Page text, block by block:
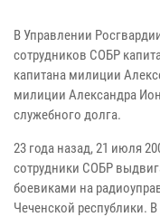
В Управлении
сотрудников СОБР
капитана милиции
милиции Александра
служебного долга.
23 года назад, 21 июля
сотрудники СОБР
боевиками на
Чеченской республики.